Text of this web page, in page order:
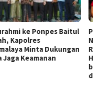
ke Ponpes Baitul
Kapolres
Minta Dukungan
Jaga Keamanan